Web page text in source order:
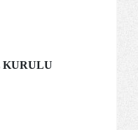
KURULU